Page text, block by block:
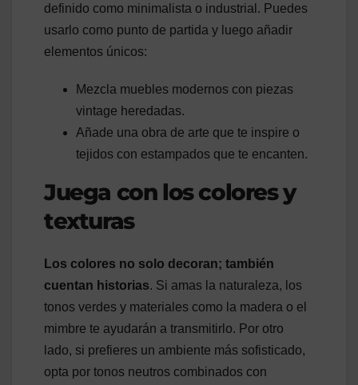
definido como minimalista o industrial. Puedes
usarlo como punto de partida y luego añadir
elementos únicos:
Mezcla muebles modernos con piezas
vintage heredadas.
Añade una obra de arte que te inspire o
tejidos con estampados que te encanten.
Juega con los colores y
texturas
Los colores no solo decoran; también
cuentan historias. Si amas la naturaleza, los
tonos verdes y materiales como la madera o el
mimbre te ayudarán a transmitirlo. Por otro
lado, si prefieres un ambiente más sofisticado,
opta por tonos neutros combinados con